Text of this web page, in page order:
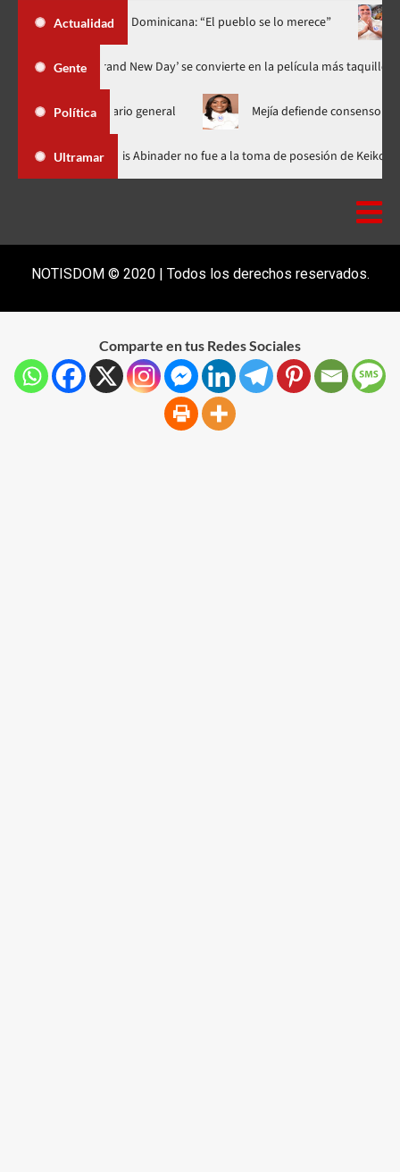
Actualidad
Dominicana: “El pueblo se lo merece” «¡Qué orgullo!»:
Gente ‘Spider-Man: Brand New Day’ se convierte en la
Política
general Mejía defiende consenso PRM para escoger
Ultramar
Dominicana Luis Abinader no fue a la toma de
NOTISDOM © 2020 | Todos los derechos reservados.
Comparte en tus Redes Sociales